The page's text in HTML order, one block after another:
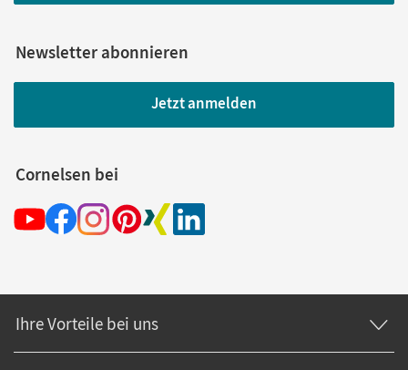
Newsletter abonnieren
Jetzt anmelden
Cornelsen bei
Ihre Vorteile bei uns